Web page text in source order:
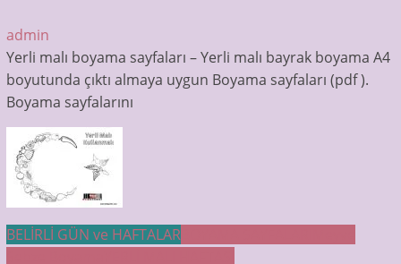
admin
Yerli malı boyama sayfaları – Yerli malı bayrak boyama A4
boyutunda çıktı almaya uygun Boyama sayfaları (pdf ).
Boyama sayfalarını
BELİRLİ GÜN ve HAFTALARBOYAMA SAYFALARI